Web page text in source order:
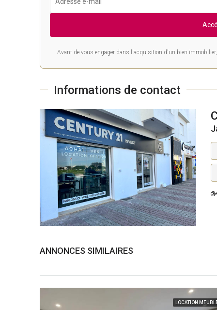
Avant de vous engager dans l'acquisition d'un bien
Informations de contact
ANNONCES SIMILAIRES
LOCATION